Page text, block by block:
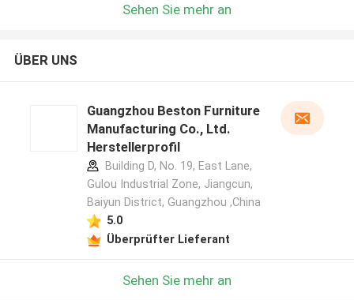
Sehen Sie mehr an
ÜBER UNS
Guangzhou Beston Furniture
Manufacturing Co., Ltd.
Herstellerprofil
Building D, No. 19, East Lane,
Gulou Industrial Zone, Jiangcun,
Baiyun District, Guangzhou ,China
5.0
Überprüfter Lieferant
Sehen Sie mehr an